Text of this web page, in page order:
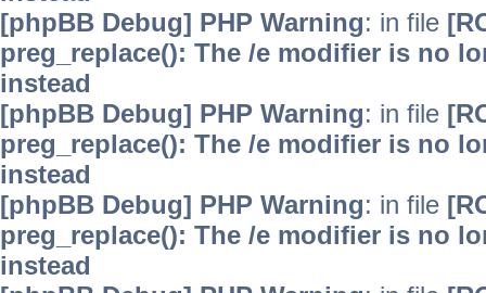
[phpBB Debug] PHP Warning: in file
preg_replace(): The /e modifier is no
instead
[phpBB Debug] PHP Warning: in file
preg_replace(): The /e modifier is no
instead
[phpBB Debug] PHP Warning: in file
preg_replace(): The /e modifier is no
instead